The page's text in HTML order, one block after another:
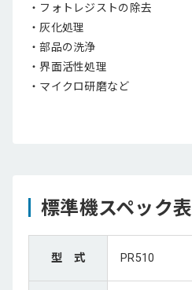
・フォトレジストの除去
・灰化処理
・部品の洗浄
・界面活性処理
・マイクロ研磨など
標準機スペック表
型 式 PR510